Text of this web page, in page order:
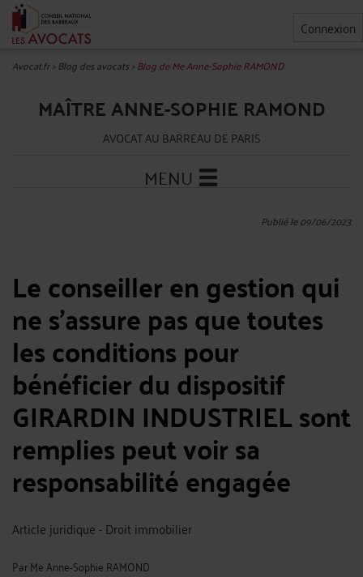
Connexion
Avocat.fr>Blog des avocats>Blog de Me Anne-Sophie RAMOND
MAÎTRE ANNE-SOPHIE RAMOND
AVOCAT AU BARREAU DE PARIS
MENU
Publié le 09/06/2023
Le conseiller en gestion qui
ne s’assure pas que toutes
les conditions pour
bénéficier du dispositif
GIRARDIN INDUSTRIEL sont
remplies peut voir sa
responsabilité engagée
Article juridique - Droit immobilier
ParMe Anne-Sophie RAMOND